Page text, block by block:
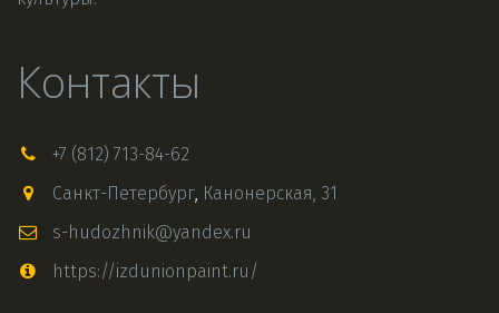
Контакты
+7 (812) 713-84-62
Санкт-Петербург Канонерская, 31
s-hudozhnik@yandex.ru
https://izdunionpaint.ru/